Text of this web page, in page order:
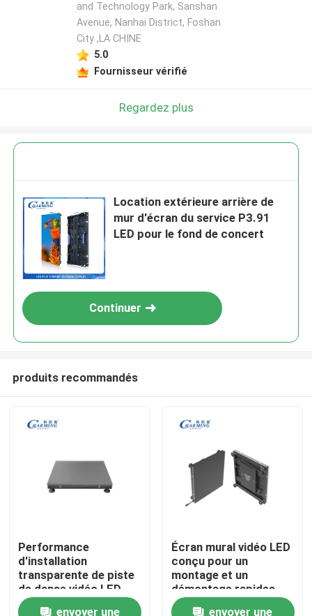
Produits
VR Show
and Technology Park, Sanshan
Avenue, Nanhai District, Foshan
City ,LA CHINE
5.0
Fournisseur vérifié
Regardez plus
Location extérieure arrière de
mur d'écran du service P3.91
LED pour le fond de concert
Continuer
produits recommandés
Performance
d'installation
transparente de piste
de danse vidéo LED
professionnelle et
envoyer une
Écran mural vidéo LED
conçu pour un
montage et un
démontage rapides
permettant un
envoyer une